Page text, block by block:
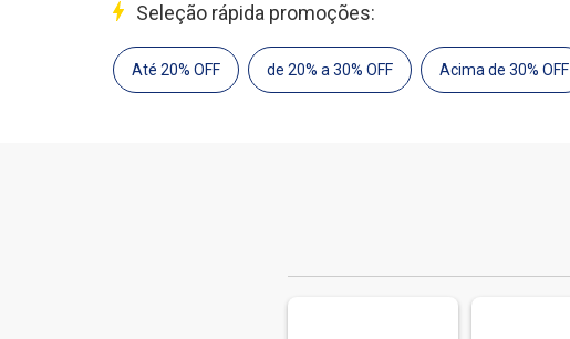
Seleção rápida promoções:
Até 20% OFF de 20% a 30% OFF Acima de 30% OFF